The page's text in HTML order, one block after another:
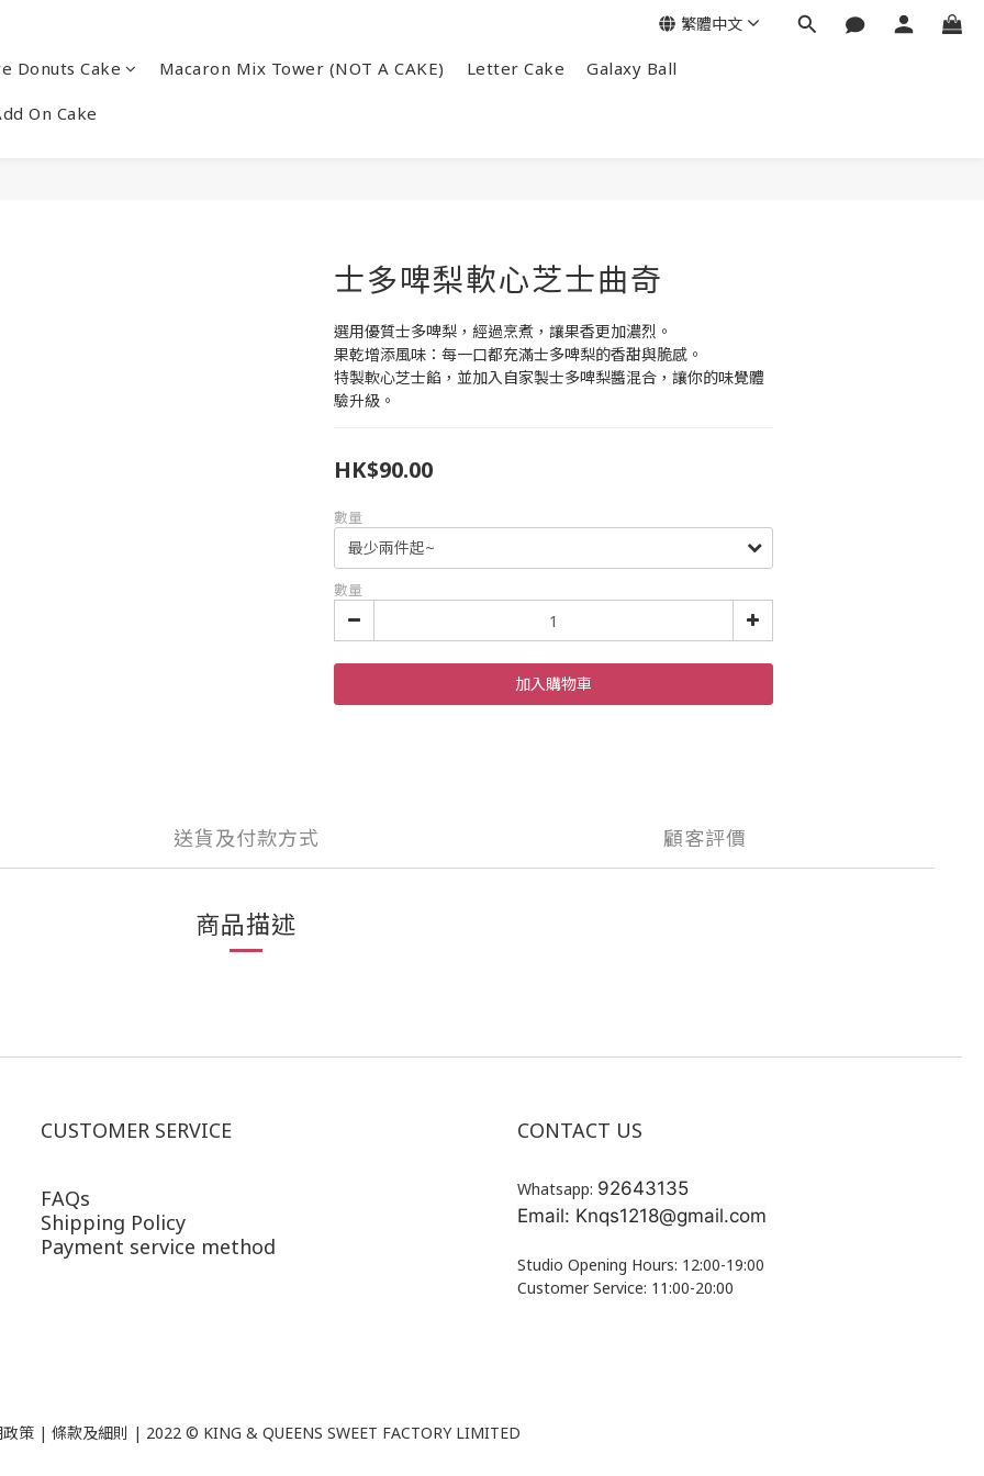
Donuts Cake Macaron Mix Tower (NOT A CAKE) Letter Cake Galaxy Ball
On Cake
繁體中文
士多啤梨軟心芝士曲奇
選用優質士多啤梨，經過烹煮，讓果香更加濃烈。
果乾增添風味：每一口都充滿士多啤梨的香甜與脆感。
特製軟心芝士餡，並加入自家製士多啤梨醬混合，讓你的味覺體
驗升級。
HK$90.00
數量
數量
加入購物車
送貨及付款方式 顧客評價
商品描述
CUSTOMER SERVICE
FAQs
Shipping Policy
Payment service method
CONTACT US
Whatsapp: 92643135
Email: Knqs1218@gmail.com
Studio Opening Hours: 12:00-19:00
Customer Service: 11:00-20:00
政策 | 條款及細則 | 2022 © KING & QUEENS SWEET FACTORY LIMITED